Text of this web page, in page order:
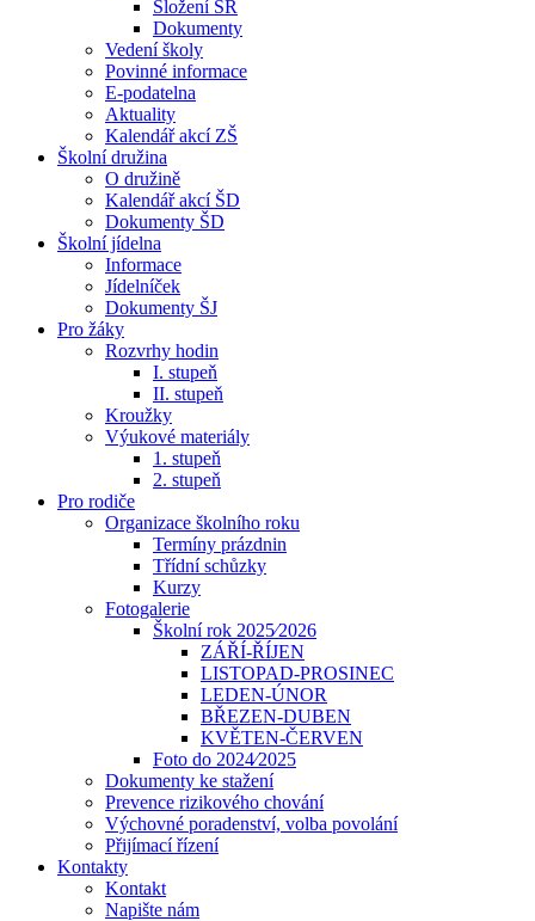
Složení ŠR
Dokumenty
Vedení školy
Povinné informace
E-podatelna
Aktuality
Kalendář akcí ZŠ
Školní družina
O družině
Kalendář akcí ŠD
Dokumenty ŠD
Školní jídelna
Informace
Jídelníček
Dokumenty ŠJ
Pro žáky
Rozvrhy hodin
I. stupeň
II. stupeň
Kroužky
Výukové materiály
1. stupeň
2. stupeň
Pro rodiče
Organizace školního roku
Termíny prázdnin
Třídní schůzky
Kurzy
Fotogalerie
Školní rok 2025⁄2026
ZÁŘÍ-ŘÍJEN
LISTOPAD-PROSINEC
LEDEN-ÚNOR
BŘEZEN-DUBEN
KVĚTEN-ČERVEN
Foto do 2024⁄2025
Dokumenty ke stažení
Prevence rizikového chování
Výchovné poradenství, volba povolání
Přijímací řízení
Kontakty
Kontakt
Napište nám